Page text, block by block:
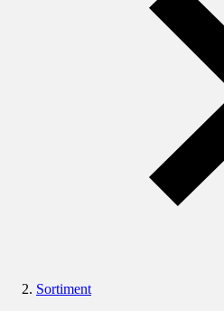
Sortiment